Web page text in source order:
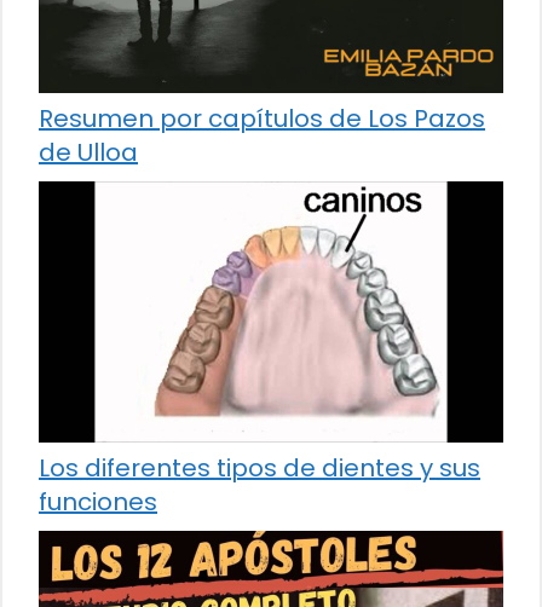
Resumen por capítulos de Los Pazos
de Ulloa
Los diferentes tipos de dientes y sus
funciones